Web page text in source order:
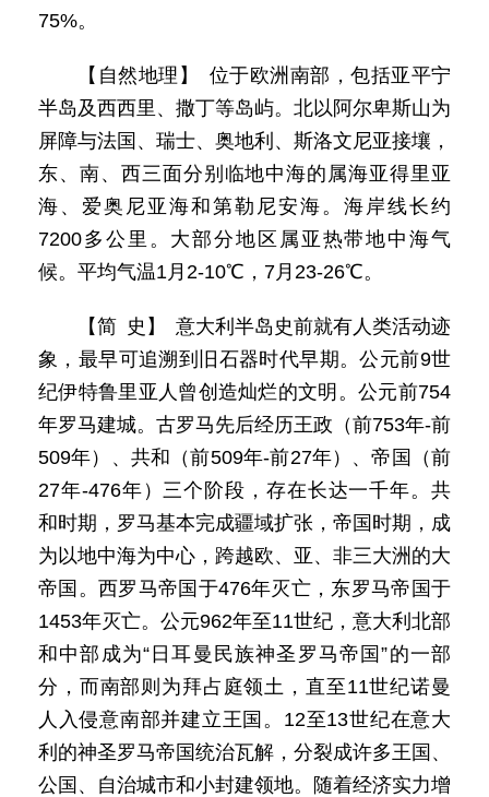
75%。
【自然地理】 位于欧洲南部，包括亚平宁
半岛及西西里、撒丁等岛屿。北以阿尔卑斯山为
屏障与法国、瑞士、奥地利、斯洛文尼亚接壤，
东、南、西三面分别临地中海的属海亚得里亚
海、爱奥尼亚海和第勒尼安海。海岸线长约
7200多公里。大部分地区属亚热带地中海气
候。平均气温1月2-10℃，7月23-26℃。
【简 史】 意大利半岛史前就有人类活动迹
象，最早可追溯到旧石器时代早期。公元前9世
纪伊特鲁里亚人曾创造灿烂的文明。公元前754
年罗马建城。古罗马先后经历王政（前753年-前
509年）、共和（前509年-前27年）、帝国（前
27年-476年）三个阶段，存在长达一千年。共
和时期，罗马基本完成疆域扩张，帝国时期，成
为以地中海为中心，跨越欧、亚、非三大洲的大
帝国。西罗马帝国于476年灭亡，东罗马帝国于
1453年灭亡。公元962年至11世纪，意大利北部
和中部成为“日耳曼民族神圣罗马帝国”的一部
分，而南部则为拜占庭领土，直至11世纪诺曼
人入侵意南部并建立王国。12至13世纪在意大
利的神圣罗马帝国统治瓦解，分裂成许多王国、
公国、自治城市和小封建领地。随着经济实力增